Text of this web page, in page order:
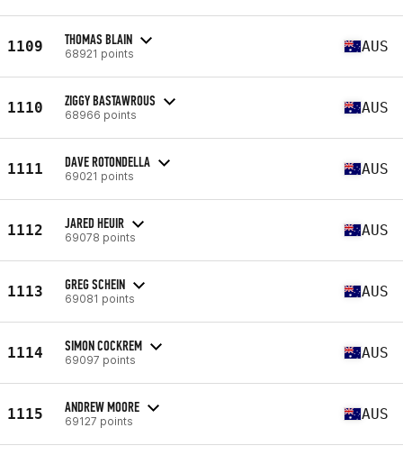
1109 THOMAS BLAIN
68921 points AUS
1110 ZIGGY BASTAWROUS
68966 points AUS
1111 DAVE ROTONDELLA
69021 points AUS
1112 JARED HEUIR
69078 points AUS
1113 GREG SCHEIN
69081 points AUS
1114 SIMON COCKREM
69097 points AUS
1115 ANDREW MOORE
69127 points AUS